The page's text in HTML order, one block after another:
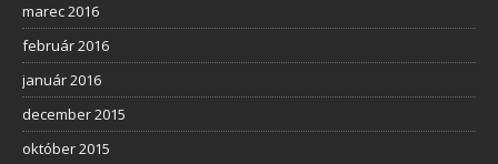
marec 2016
február 2016
január 2016
december 2015
október 2015